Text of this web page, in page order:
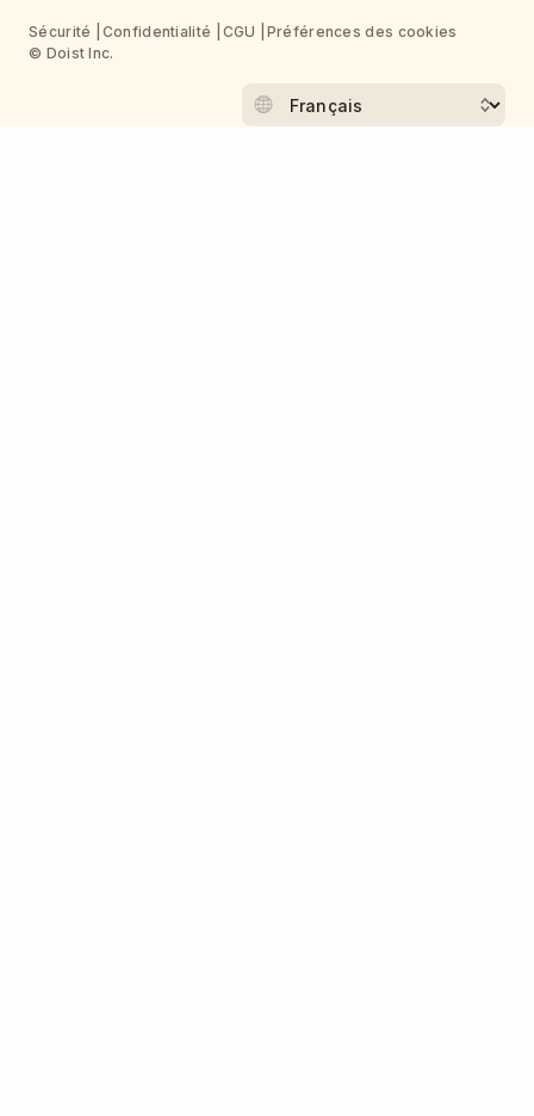
Sécurité Confidentialité CGU
Préférences des cookies
© Doist Inc.